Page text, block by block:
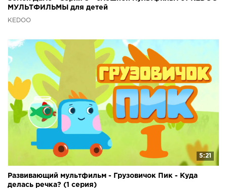
МУЛЬТФИЛЬМЫ для детей
KEDOO
5:21
Развивающий мультфильм - Грузовичок Пик - Куда
делась речка? (1 серия)